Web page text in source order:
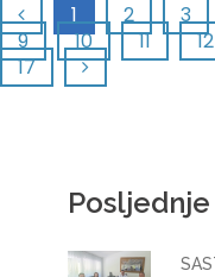
1 2 3
9
10 11 12
17